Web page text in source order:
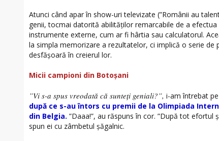
Atunci când apar în show-uri televizate (”Românii au
genii, tocmai datorită abilităților remarcabile de a
instrumente externe, cum ar fi hârtia sau calculatorul.
la simpla memorizare a rezultatelor, ci implică o serie de
desfășoară în creierul lor.
Micii campioni din Botoșani
”Vi s-a spus vreodată că sunteți geniali?”, i-am întrebat pe
după ce s-au întors cu premii de la Olimpiada
din Belgia. ”Daaa!”, au răspuns în cor. ”După tot efortul
spun ei cu zâmbetul șăgalnic.